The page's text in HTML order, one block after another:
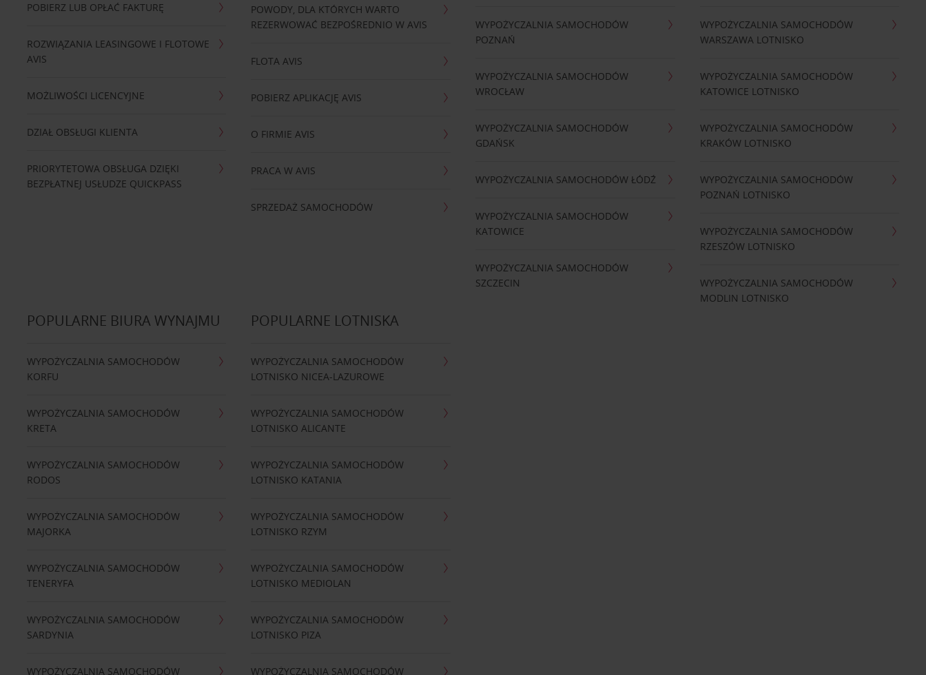
POBIERZ LUB OPŁAĆ FAKTURĘ
ROZWIĄZANIA LEASINGOWE I FLOTOWE
AVIS
MOŻLIWOŚCI LICENCYJNE
DZIAŁ OBSŁUGI KLIENTA
PRIORYTETOWA OBSŁUGA DZIĘKI
BEZPŁATNEJ USŁUDZE QUICKPASS
POWODY, DLA KTÓRYCH WARTO
REZERWOWAĆ BEZPOŚREDNIO W AVIS
FLOTA AVIS
POBIERZ APLIKACJĘ AVIS
O FIRMIE AVIS
PRACA W AVIS
SPRZEDAŻ SAMOCHODÓW
WYPOŻYCZALNIA SAMOCHODÓW
POZNAŃ
WYPOŻYCZALNIA SAMOCHODÓW
WROCŁAW
WYPOŻYCZALNIA SAMOCHODÓW
GDAŃSK
WYPOŻYCZALNIA SAMOCHODÓW ŁÓDŹ
WYPOŻYCZALNIA SAMOCHODÓW
KATOWICE
WYPOŻYCZALNIA SAMOCHODÓW
SZCZECIN
WYPOŻYCZALNIA SAMOCHODÓW
WARSZAWA LOTNISKO
WYPOŻYCZALNIA SAMOCHODÓW
KATOWICE LOTNISKO
WYPOŻYCZALNIA SAMOCHODÓW
KRAKÓW LOTNISKO
WYPOŻYCZALNIA SAMOCHODÓW
POZNAŃ LOTNISKO
WYPOŻYCZALNIA SAMOCHODÓW
RZESZÓW LOTNISKO
WYPOŻYCZALNIA SAMOCHODÓW
MODLIN LOTNISKO
POPULARNE BIURA WYNAJMU
WYPOŻYCZALNIA SAMOCHODÓW
KORFU
WYPOŻYCZALNIA SAMOCHODÓW
KRETA
WYPOŻYCZALNIA SAMOCHODÓW
RODOS
WYPOŻYCZALNIA SAMOCHODÓW
MAJORKA
WYPOŻYCZALNIA SAMOCHODÓW
TENERYFA
WYPOŻYCZALNIA SAMOCHODÓW
SARDYNIA
WYPOŻYCZALNIA SAMOCHODÓW
POPULARNE LOTNISKA
WYPOŻYCZALNIA SAMOCHODÓW
LOTNISKO NICEA-LAZUROWE
WYPOŻYCZALNIA SAMOCHODÓW
LOTNISKO ALICANTE
WYPOŻYCZALNIA SAMOCHODÓW
LOTNISKO KATANIA
WYPOŻYCZALNIA SAMOCHODÓW
LOTNISKO RZYM
WYPOŻYCZALNIA SAMOCHODÓW
LOTNISKO MEDIOLAN
WYPOŻYCZALNIA SAMOCHODÓW
LOTNISKO PIZA
WYPOŻYCZALNIA SAMOCHODÓW